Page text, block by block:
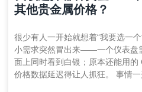
其他贵金属价格？
很少有人一开始就想着“我要选一
小需求突然冒出来——一个仪表盘
面上同时看到白银；原本还能用的
价格数据延迟得让人抓狂。 事情